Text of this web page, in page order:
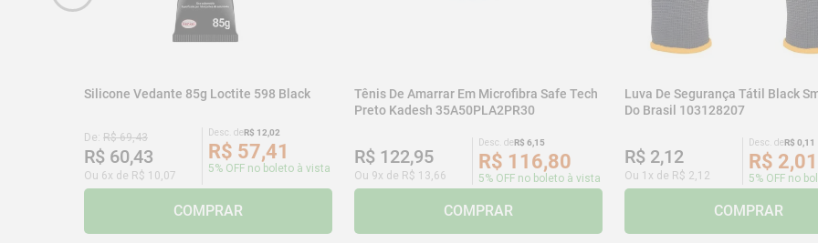
Silicone Vedante 85g Loctite 598 Black
De:R$ 69,43
R$ 60,43
Ou 6x de R$ 10 07
Desc. deR$ 12 02
R$ 57,41
5% OFF no boleto à vista
COMPRAR
Tênis De Amarrar Em Microfibra Safe Tech
Preto Kadesh 35A50PLA2PR30
R$ 122,95
Ou 9x de R$ 13 66
Desc. deR$ 6, 15
R$ 116,80
5% OFF no boleto à vista
COMPRAR
Luva De Segurança Tátil Black
Do Brasil 103128207
R$ 2,12
Ou 1 x de R$ 2 12
Desc. deR$ 0 11
R$ 2,01
5% OFF no
COMPRAR